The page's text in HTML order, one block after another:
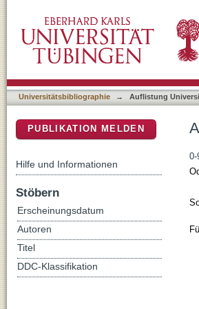
Universitätsbibliographie → Auflistung
0-
PUBLIKATION MELDEN
Hilfe und Informationen
Stöbern
Erscheinungsdatum
Autoren
Titel
DDC-Klassifikation